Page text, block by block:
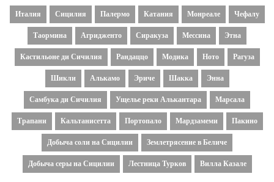
Италия Сицилия Палермо Катания Монреале Чефалу
Таормина Агридженто Сиракуза Мессина Этна
Кастильоне ди Сичилия Рандаццо Модика Ното Рагуза
Шикли Алькамо Эриче Шакка Энна
Самбука ди Сичилия Ущелье реки Алькантара Марсала
Трапани Кальтанисетта Портопало Мардзамеми Пакино
Добыча соли на Сицилии Землетрясение в Беличе
Добыча серы на Сицилии Лестница Турков Вилла Казале